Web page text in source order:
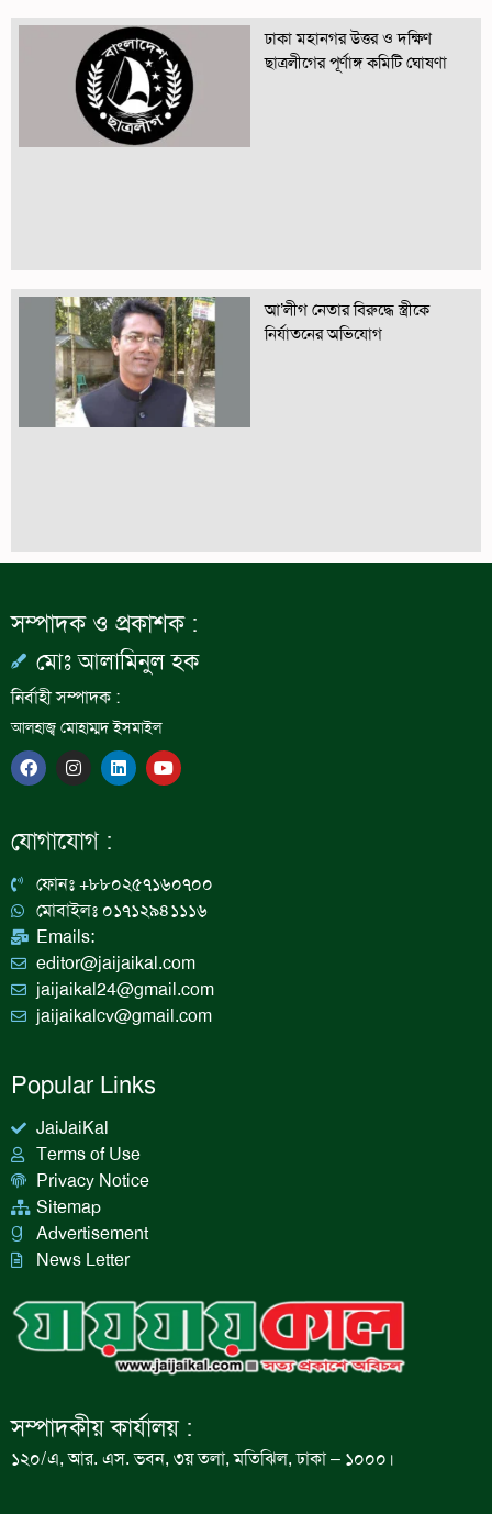
ঢাকা মহানগর উত্তর ও দক্ষিণ
ছাত্রলীগের পূর্ণাঙ্গ কমিটি ঘোষণা
আ’লীগ নেতার বিরুদ্ধে স্ত্রীকে
নির্যাতনের অভিযোগ
সম্পাদক ও প্রকাশক :
মোঃ আলামিনুল হক
নির্বাহী সম্পাদক :
আলহাজ্ব মোহাম্মদ ইসমাইল
F
a
c
b
o
I
n
s
a
g
a
m
L
i
n
n
Y
o
u
যোগাযোগ :
ফোনঃ +৮৮০২৫৭১৬০৭০০
মোবাইলঃ ০১৭১২৯৪১১১৬
Emails:
editor@jaijaikal.com
jaijaikal24@gmail.com
jaijaikalcv@gmail.com
Popular Links
JaiJaiKal
Terms of Use
Privacy Notice
Sitemap
Advertisement
News Letter
সম্পাদকীয় কার্যালয় :
১২০/এ, আর. এস. ভবন, ৩য় তলা, মতিঝিল, ঢাকা – ১০০০।